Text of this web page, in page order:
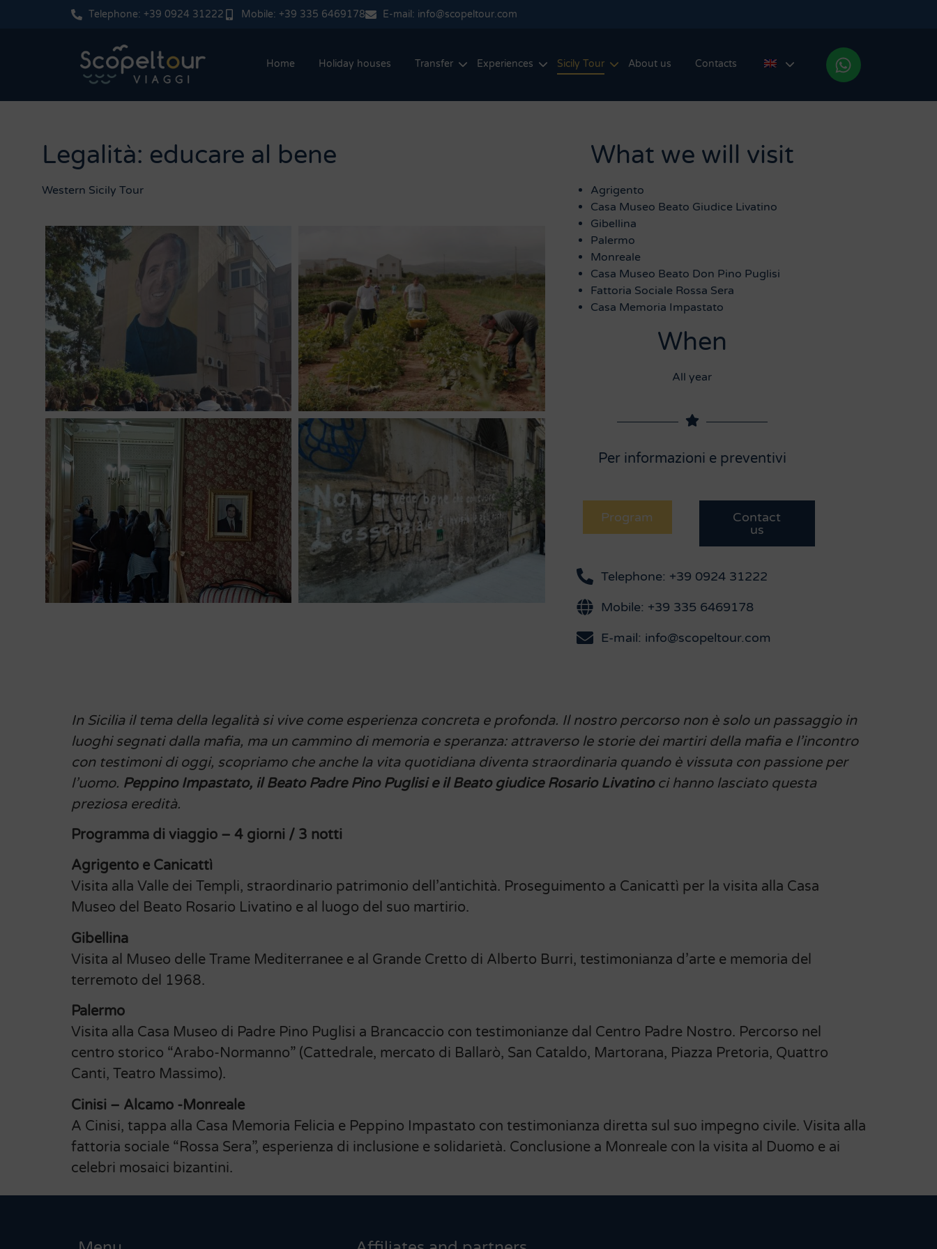
Telephone: +39 0924 31222 Mobile: +39 335 6469178 E-mail: info@scopeltour.com
Home Holiday houses Transfer Experiences Sicily Tour About us Contacts
Legalità: educare al bene
Western Sicily Tour
What we will visit
Agrigento
Casa Museo Beato Giudice Livatino
Gibellina
Palermo
Monreale
Casa Museo Beato Don Pino Puglisi
Fattoria Sociale Rossa Sera
Casa Memoria Impastato
When
All year
Per informazioni e preventivi
Program
Contact
us
Telephone: +39 0924 31222
Mobile: +39 335 6469178
E-mail: info@scopeltour.com
In Sicilia il tema della legalità si vive come esperienza concreta e profonda. Il nostro percorso non è solo un passaggio in
luoghi segnati dalla mafia, ma un cammino di memoria e speranza: attraverso le storie dei martiri della mafia e l’incontro
con testimoni di oggi, scopriamo che anche la vita quotidiana diventa straordinaria quando è vissuta con passione per
l’uomo. Peppino Impastato, il Beato Padre Pino Puglisi e il Beato giudice Rosario Livatinoci hanno lasciato questa
preziosa eredità.
Programma di viaggio – 4 giorni / 3 notti
Agrigento e Canicattì
Visita alla Valle dei Templi, straordinario patrimonio dell’antichità. Proseguimento a Canicattì per la visita alla Casa
Museo del Beato Rosario Livatino e al luogo del suo martirio.
Gibellina
Visita al Museo delle Trame Mediterranee e al Grande Cretto di Alberto Burri, testimonianza d’arte e memoria del
terremoto del 1968.
Palermo
Visita alla Casa Museo di Padre Pino Puglisi a Brancaccio con testimonianze dal Centro Padre Nostro. Percorso nel
centro storico “Arabo-Normanno” (Cattedrale, mercato di Ballarò, San Cataldo, Martorana, Piazza Pretoria, Quattro
Canti, Teatro Massimo).
Cinisi – Alcamo -Monreale
A Cinisi, tappa alla Casa Memoria Felicia e Peppino Impastato con testimonianza diretta sul suo impegno civile. Visita alla
fattoria sociale “Rossa Sera”, esperienza di inclusione e solidarietà. Conclusione a Monreale con la visita al Duomo e ai
celebri mosaici bizantini.